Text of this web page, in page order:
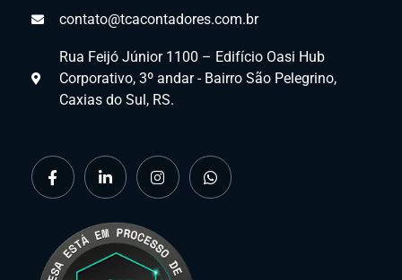
contato@tcacontadores.com.br
Rua Feijó Júnior 1100 – Edifício Oasi Hub
Corporativo, 3º andar - Bairro São Pelegrino,
Caxias do Sul, RS.